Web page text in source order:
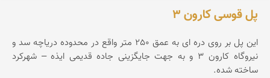
پل قوسی کارون 3
این پل بر روی دره ای به عمق 250 متر واقع در محدوده دریاچه سد و
نیروگاه کارون 3 و به جهت جایگزینی جاده قدیمی ایذه – شهرکرد
ساخته شده.